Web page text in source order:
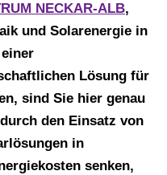
NECKAR-ALB,
und Solarenergie in
Lösung für
sind Sie hier genau
den Einsatz von
in
senken,